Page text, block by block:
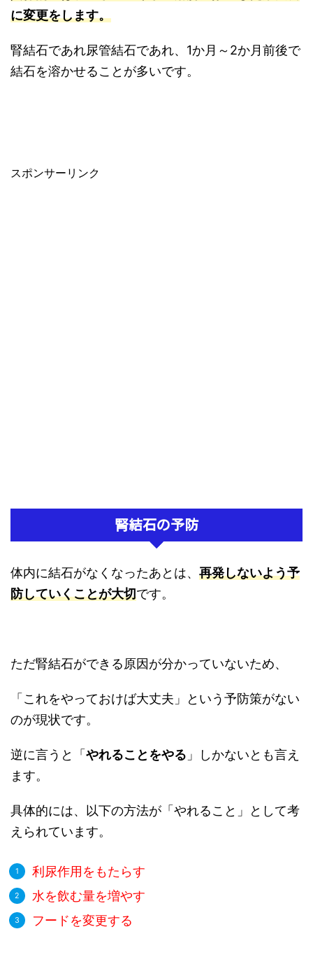
に変更をします。
腎結石であれ尿管結石であれ、1か月～2か月前後で
結石を溶かせることが多いです。
スポンサーリンク
腎結石の予防
体内に結石がなくなったあとは、 再発しないよう予
防していくことが大切です。
ただ腎結石ができる原因が分かっていないため、
「これをやっておけば大丈夫」という予防策がない
のが現状です。
逆に言うと「やれることをやる 」しかないとも言え
ます。
具体的には、以下の方法が「やれること」として考
えられています。
利尿作用をもたらす
水を飲む量を増やす
フードを変更する